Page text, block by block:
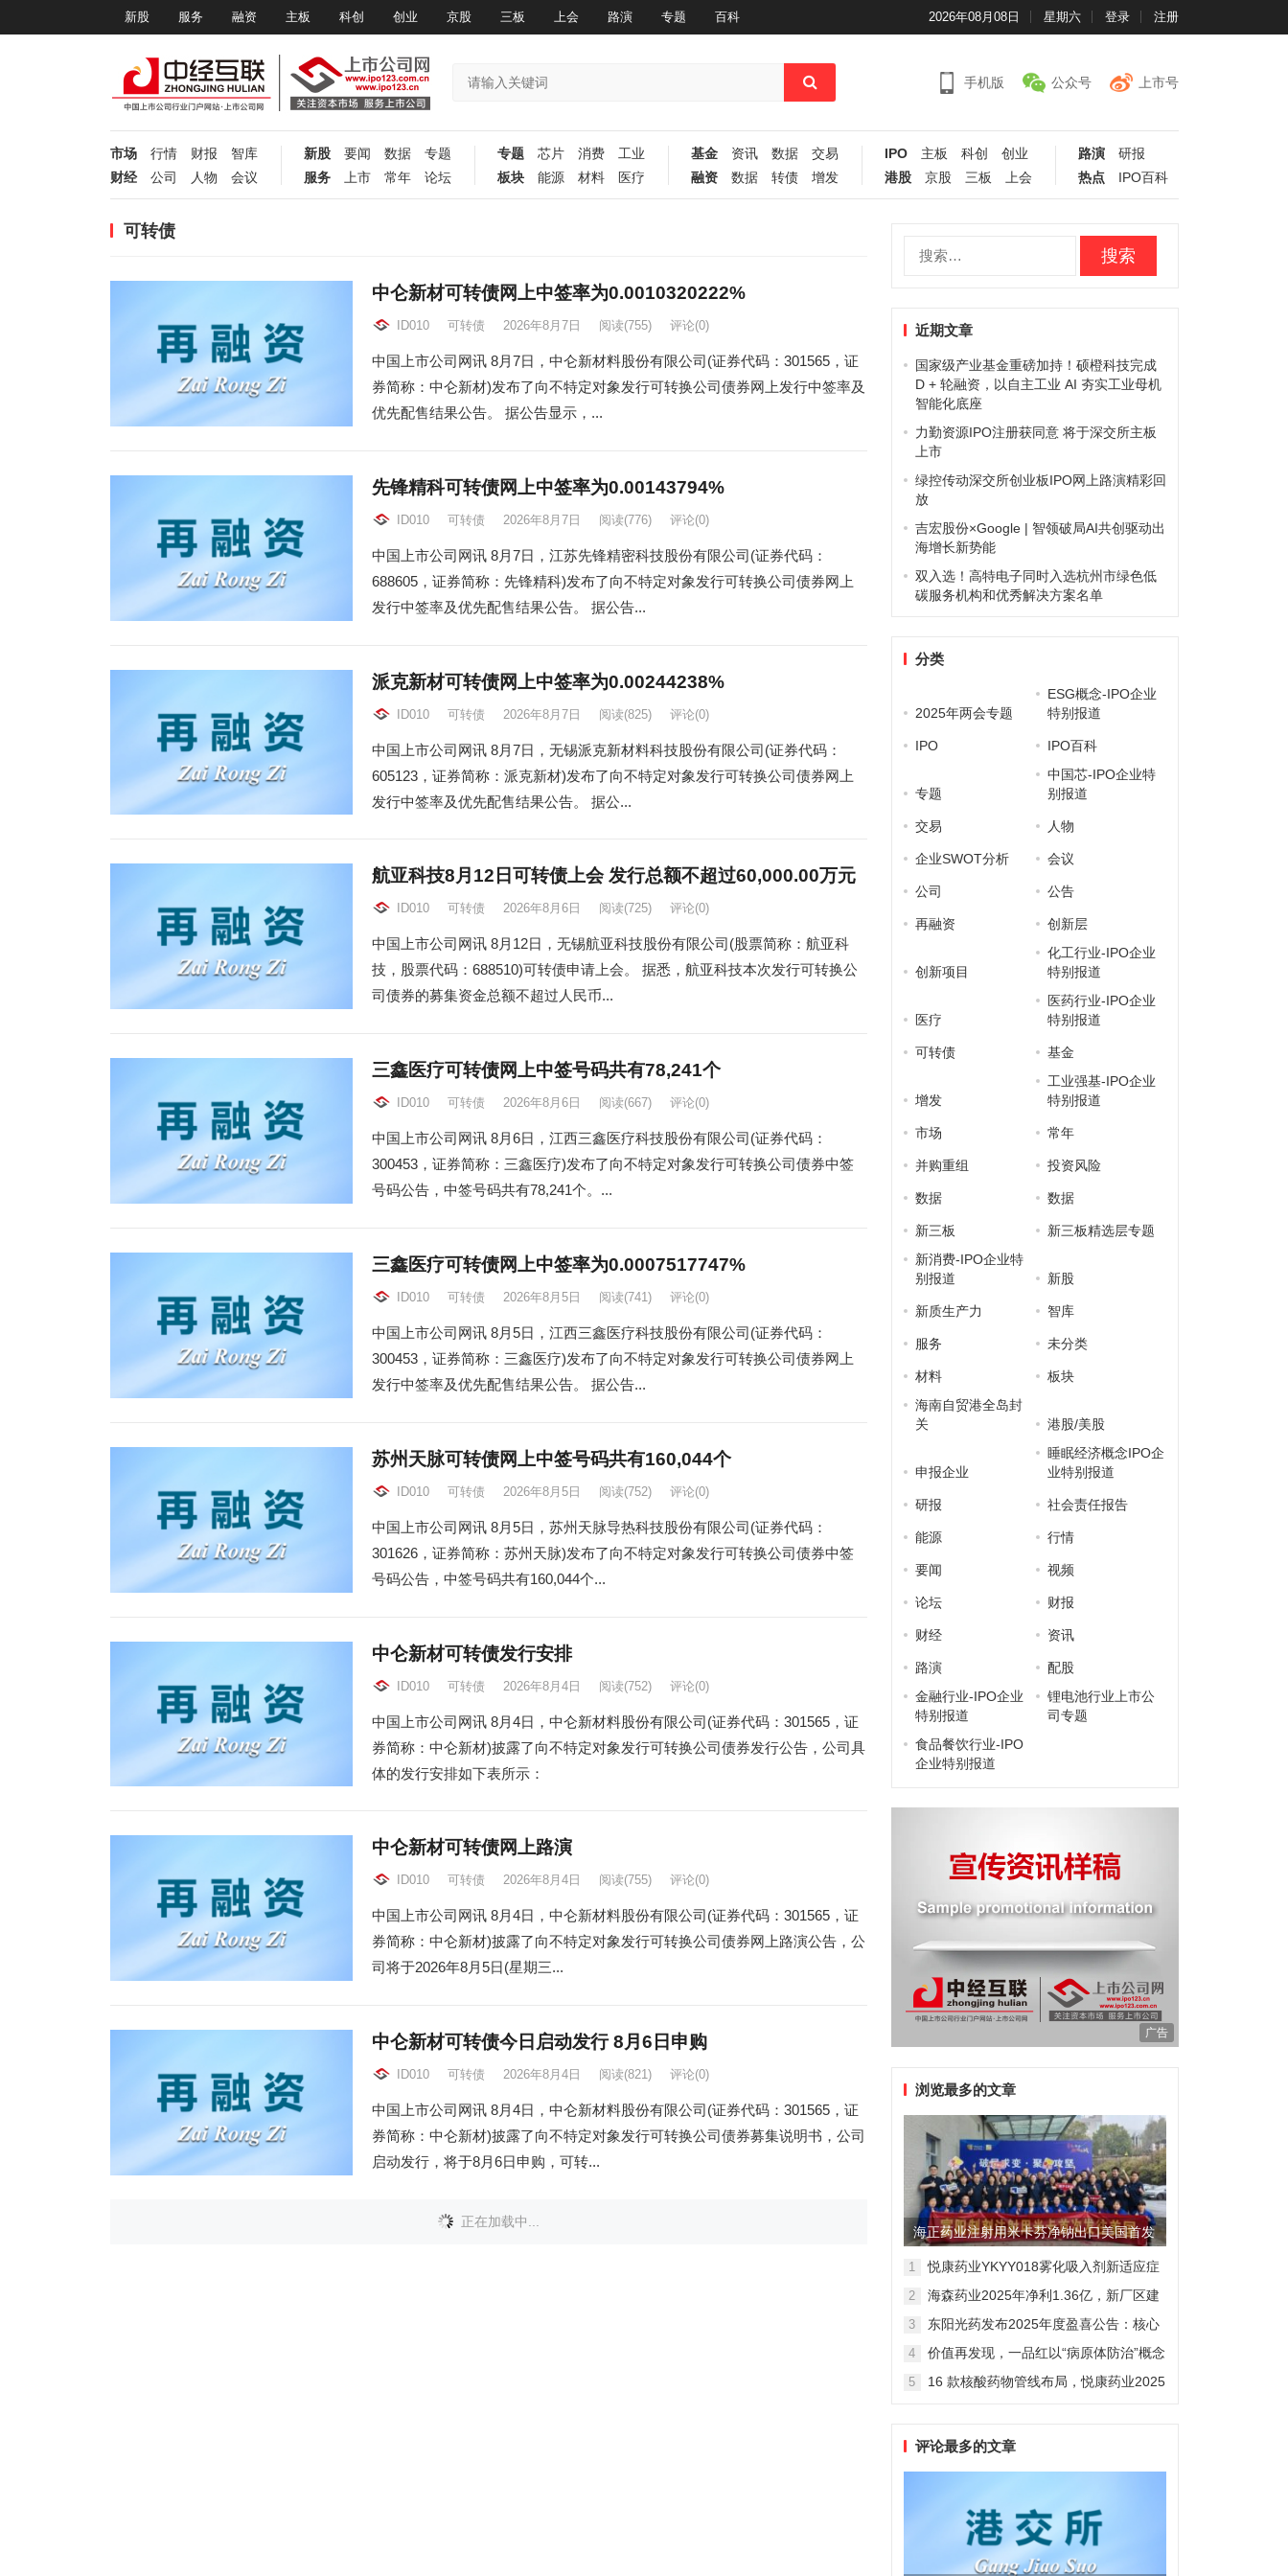
新股 服务 融资 主板 科创 创业 京股 三板 上会 路演 专题 百科 2026年08月08日 星期六 登录 注册
手机版 公众号 上市号
市场 行情 财报
智库
财经
公司 人物 会议
新股 要闻 数据
专题
服务
上市 常年 论坛
专题 芯片 消费
工业
板块
能源 材料 医疗
基金 资讯 数据
交易
融资
数据 转债 增发
IPO 主板 科创
创业
港股
京股 三板 上会
路演
研报
热点
IPO百科
可转债
中仑新材可转债网上中签率为0.0010320222%
ID010 可转债 2026年8月7日 阅读(755) 评论(0)
中国上市公司网讯 8月7日，中仑新材料股份有限公司(证券代码：301565，证
券简称：中仑新材)发布了向不特定对象发行可转换公司债券网上发行中签率及
优先配售结果公告。 据公告显示，...
先锋精科可转债网上中签率为0.00143794%
ID010 可转债 2026年8月7日 阅读(776) 评论(0)
中国上市公司网讯 8月7日，江苏先锋精密科技股份有限公司(证券代码：
688605，证券简称：先锋精科)发布了向不特定对象发行可转换公司债券网上
发行中签率及优先配售结果公告。 据公告...
派克新材可转债网上中签率为0.00244238%
ID010 可转债 2026年8月7日 阅读(825) 评论(0)
中国上市公司网讯 8月7日，无锡派克新材料科技股份有限公司(证券代码：
605123，证券简称：派克新材)发布了向不特定对象发行可转换公司债券网上
发行中签率及优先配售结果公告。 据公...
航亚科技8月12日可转债上会 发行总额不超过60,000.00万元
ID010 可转债 2026年8月6日 阅读(725) 评论(0)
中国上市公司网讯 8月12日，无锡航亚科技股份有限公司(股票简称：航亚科
技，股票代码：688510)可转债申请上会。 据悉，航亚科技本次发行可转换公
司债券的募集资金总额不超过人民币...
三鑫医疗可转债网上中签号码共有78,241个
ID010 可转债 2026年8月6日 阅读(667) 评论(0)
中国上市公司网讯 8月6日，江西三鑫医疗科技股份有限公司(证券代码：
300453，证券简称：三鑫医疗)发布了向不特定对象发行可转换公司债券中签
号码公告，中签号码共有78,241个。...
三鑫医疗可转债网上中签率为0.0007517747%
ID010 可转债 2026年8月5日 阅读(741) 评论(0)
中国上市公司网讯 8月5日，江西三鑫医疗科技股份有限公司(证券代码：
300453，证券简称：三鑫医疗)发布了向不特定对象发行可转换公司债券网上
发行中签率及优先配售结果公告。 据公告...
苏州天脉可转债网上中签号码共有160,044个
ID010 可转债 2026年8月5日 阅读(752) 评论(0)
中国上市公司网讯 8月5日，苏州天脉导热科技股份有限公司(证券代码：
301626，证券简称：苏州天脉)发布了向不特定对象发行可转换公司债券中签
号码公告，中签号码共有160,044个...
中仑新材可转债发行安排
ID010 可转债 2026年8月4日 阅读(752) 评论(0)
中国上市公司网讯 8月4日，中仑新材料股份有限公司(证券代码：301565，证
券简称：中仑新材)披露了向不特定对象发行可转换公司债券发行公告，公司具
体的发行安排如下表所示：
中仑新材可转债网上路演
ID010 可转债 2026年8月4日 阅读(755) 评论(0)
中国上市公司网讯 8月4日，中仑新材料股份有限公司(证券代码：301565，证
券简称：中仑新材)披露了向不特定对象发行可转换公司债券网上路演公告，公
司将于2026年8月5日(星期三...
中仑新材可转债今日启动发行 8月6日申购
ID010 可转债 2026年8月4日 阅读(821) 评论(0)
中国上市公司网讯 8月4日，中仑新材料股份有限公司(证券代码：301565，证
券简称：中仑新材)披露了向不特定对象发行可转换公司债券募集说明书，公司
启动发行，将于8月6日申购，可转...
近期文章
国家级产业基金重磅加持！硕橙科技完成
D + 轮融资，以自主工业 AI 夯实工业母机
智能化底座
力勤资源IPO注册获同意 将于深交所主板
上市
绿控传动深交所创业板IPO网上路演精彩回
放
吉宏股份×Google | 智领破局AI共创驱动出
海增长新势能
双入选！高特电子同时入选杭州市绿色低
碳服务机构和优秀解决方案名单
分类
2025年两会专题
ESG概念-IPO企业
特别报道
IPO IPO百科
专题
中国芯-IPO企业特
别报道
交易 人物
企业SWOT分析 会议
公司 公告
再融资 创新层
创新项目
化工行业-IPO企业
特别报道
医疗
医药行业-IPO企业
特别报道
可转债 基金
增发
工业强基-IPO企业
特别报道
市场 常年
并购重组 投资风险
数据 数据
新三板
新三板精选层专题
新消费-IPO企业特
别报道
新股
新质生产力 智库
服务 未分类
材料
板块
海南自贸港全岛封
关
港股/美股
申报企业
睡眠经济概念IPO企
业特别报道
研报 社会责任报告
能源 行情
要闻 视频
论坛 财报
财经 资讯
路演
配股
金融行业-IPO企业
特别报道
锂电池行业上市公
司专题
食品餐饮行业-IPO
企业特别报道
广告
浏览最多的文章
海正药业注射用米卡芬净钠出口美国首发
制剂全球化迈出关键一步
1
悦康药业YKYY018雾化吸入剂新适应症
感染防治
2
海森药业2025年净利1.36亿，新厂区建
3
东阳光药发布2025年度盈喜公告：核心
维度
4
价值再发现，一品红以“病原体防治”概念
5
16 款核酸药物管线布局，悦康药业2025
评论最多的文章